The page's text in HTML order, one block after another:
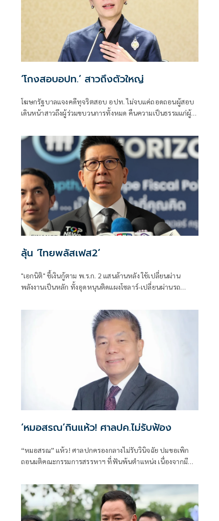
‘โกงสอบอปท.’ สาวถึงตัวใหญ่
โฆษกรัฐบาลแจงคดีทุจริตสอบ อปท. ไม่จบแค่ถอดถอนผู้สอบ
เดินหน้าสาวถึงผู้ร่วมขบวนการทั้งหมด คืนความเป็นธรรมแก่ผู้
ประชาชนต่อระบบการสอบเข้ารับราชการทุกระดับ
ลุ้น ‘ไทยพลัสเฟส2’
"เอกนิติ" ชี้เงินกู้ตาม พ.ร.ก. 2 แสนล้านหลัง ใช้เปลี่ยนผ่าน
พลังงานเป็นหลัก ทั้งอุดหนุนติดแผงโซลาร์-เปลี่ยนผ่านรถ
พร้อมให้ใช้กับไทยเที่ยวไทยพลัส ส่วนไทยช่วยไทยพลัส เฟส 2
รอประเมินความเหมาะสม นายกฯ เผยจะพยายาม
‘หมอสรณ’กินแห้ว! ศาลปค.ไม่รับฟ้อง
“หมอสรณ” แห้ว! ศาลปกครองกลางไม่รับวินิจฉัย ปมขอเพิก
ถอนมติคณะกรรมการสรรหาฯ ที่ฟันพ้นตำแหน่ง เนื่องจากมี